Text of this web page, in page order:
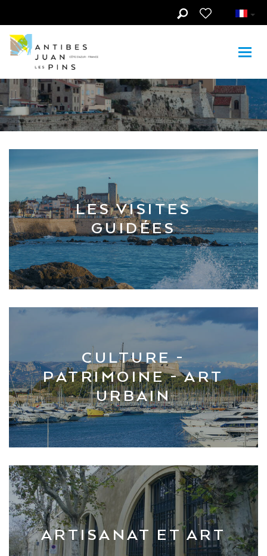
A voir, à faire
LES VISITES
GUIDÉES
CULTURE -
PATRIMOINE - ART
URBAIN
ARTISANAT ET ART